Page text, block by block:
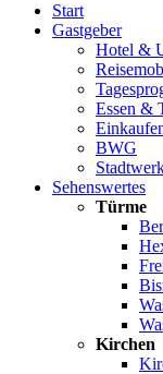
Start
Gastgeber
Hotel &
Essen &
BWG
Sehenswertes
Türme
Kirchen